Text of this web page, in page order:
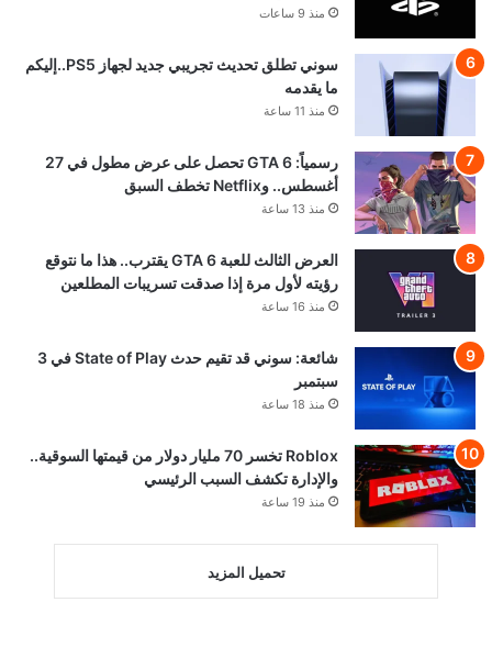
منذ 9 ساعات
سوني تطلق تحديث تجريبي جديد لجهاز PS5..إليكم
ما يقدمه
منذ 11 ساعة
رسمياً: GTA 6 تحصل على عرض مطول في 27
أغسطس.. وNetflix تخطف السبق
منذ 13 ساعة
العرض الثالث للعبة GTA 6 يقترب.. هذا ما نتوقع
رؤيته لأول مرة إذا صدقت تسريبات المطلعين
منذ 16 ساعة
شائعة: سوني قد تقيم حدث State of Play في 3
سبتمبر
منذ 18 ساعة
Roblox تخسر 70 مليار دولار من قيمتها السوقية..
والإدارة تكشف السبب الرئيسي
منذ 19 ساعة
تحميل المزيد